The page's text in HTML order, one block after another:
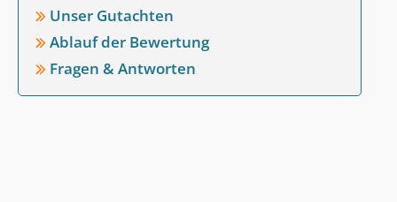
Unser Gutachten
Ablauf der Bewertung
Fragen & Antworten